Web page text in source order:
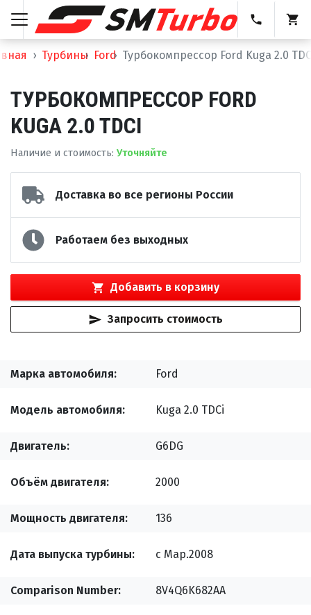
Турбины Ford Турбокомпрессор Ford Kuga 2.0
ТУРБОКОМПРЕССОР FORD
KUGA 2.0 TDCI
Наличие и стоимость: Уточняйте
Доставка во все регионы России
Работаем без выходных
Добавить в корзину
Запросить стоимость
Марка автомобиля Ford
Модель автомобиля Kuga 2.0 TDCi
Двигатель G6DG
Объём двигателя 2000
Мощность двигателя 136
Дата выпуска турбины с Мар.2008
Comparison Number 8V4Q6K682AA